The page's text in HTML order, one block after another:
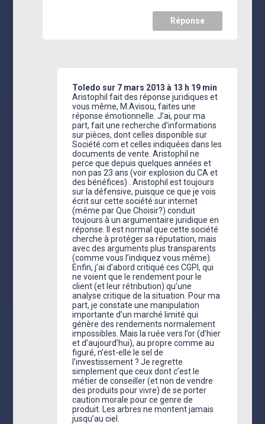
Réponse
Toledo sur 7 mars 2013 à 13 h 19 min
Aristophil fait des réponse juridiques et
vous même, M.Avisou, faites une
réponse émotionnelle. J’ai, pour ma
part, fait une recherche d’informations
sur pièces, dont celles disponible sur
Société.com et celles indiquées dans les
documents de vente. Aristophil ne
perce que depuis quelques années et
non pas 23 ans (voir explosion du CA et
des bénéfices) . Aristophil est toujours
sur la défensive, puisque ce que je vois
écrit sur cette société sur internet
(même par Que Choisir?) conduit
toujours à un argumentaire juridique en
réponse. Il est normal que cette société
cherche à protéger sa réputation, mais
avec des arguments plus transparents
(comme vous l’indiquez vous même).
Enfin, j’ai d’abord critiqué ces CGPI, qui
ne voient que le rendement pour le
client (et leur rétribution) qu’une
analyse critique de la situation. Pour ma
part, je constate une manipulation
importante d’un marché limité qui
génère des rendements normalement
impossibles. Mais la ruée vers l’or (d’hier
et d’aujourd’hui), au propre comme au
figuré, n’est-elle le sel de
l’investissement ? Je regrette
simplement que ceux dont c’est le
métier de conseiller (et non de vendre
des produits pour vivre) de se porter
caution morale pour ce genre de
produit. Les arbres ne montent jamais
jusqu’au ciel.